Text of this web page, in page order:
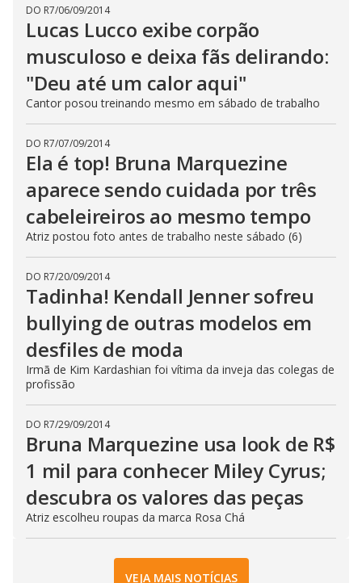
DO R7/06/09/2014
Lucas Lucco exibe corpão
musculoso e deixa fãs delirando:
"Deu até um calor aqui"
Cantor posou treinando mesmo em sábado de trabalho
DO R7/07/09/2014
Ela é top! Bruna Marquezine
aparece sendo cuidada por três
cabeleireiros ao mesmo tempo
Atriz postou foto antes de trabalho neste sábado (6)
DO R7/20/09/2014
Tadinha! Kendall Jenner sofreu
bullying de outras modelos em
desfiles de moda
Irmã de Kim Kardashian foi vítima da inveja das colegas de
profissão
DO R7/29/09/2014
Bruna Marquezine usa look de R$
1 mil para conhecer Miley Cyrus;
descubra os valores das peças
Atriz escolheu roupas da marca Rosa Chá
VEJA MAIS NOTÍCIAS